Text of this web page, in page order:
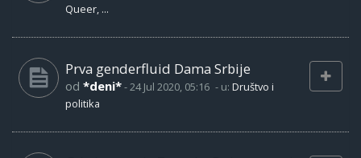
Queer, ...
Prva genderfluid Dama Srbije
od *deni*-24 Jul 2020, 05:16 - u: Društvo i
politika